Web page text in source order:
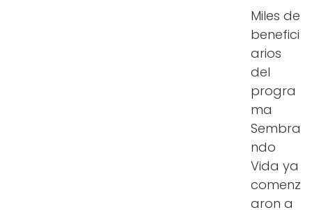
Miles de
benefici
arios
del
progra
ma
Sembra
ndo
Vida ya
comenz
aron a